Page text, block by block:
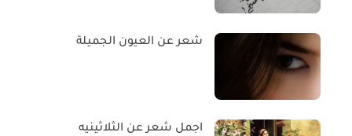
شعر عن العيون الجميلة
اجمل شعر عن الثلاثينيه